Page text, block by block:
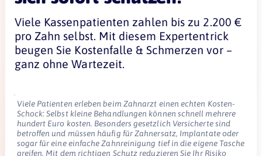
Viele Kassenpatienten zahlen bis zu 2.200 €
pro Zahn selbst. Mit diesem Expertentrick
beugen Sie Kostenfalle & Schmerzen vor –
ganz ohne Wartezeit.
Viele Patienten erleben beim Zahnarzt einen echten Kosten-
Schock: Selbst kleine Behandlungen können schnell mehrere
hundert Euro kosten. Besonders gesetzlich Versicherte sind
betroffen und müssen häufig für Zahnersatz, Implantate oder
sogar für eine einfache Zahnreinigung tief in die eigene Tasche
greifen. Mit dem richtigen Schutz reduzieren Sie Ihr Risiko